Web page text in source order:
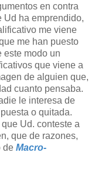
en contra
Ud ha emprendido,
me viene
me han puesto
este modo un
que viene a
de alguien que,
cuanto pensaba.
le interesa de
o quitada.
Ud. conteste a
que de razones,
de Macro-